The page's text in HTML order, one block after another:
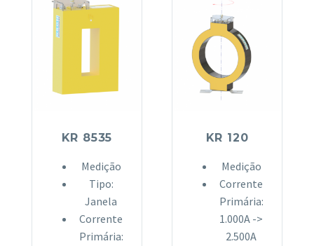
KR 8535
Medição
Tipo:
Janela
Corrente
Primária:
KR 120
Medição
Corrente
Primária:
1.000A ->
2.500A